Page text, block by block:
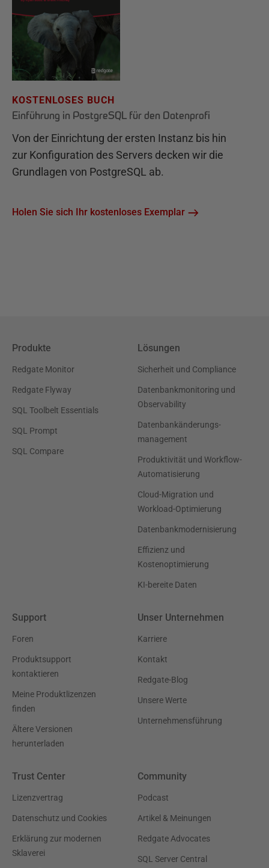
KOSTENLOSES BUCH
Einführung in PostgreSQL für den Datenprofi
Von der Einrichtung der ersten Instanz bis hin
zur Konfiguration des Servers decken wir die
Grundlagen von PostgreSQL ab.
Holen Sie sich Ihr kostenloses Exemplar
Produkte
Redgate Monitor
Redgate Flyway
SQL Toolbelt Essentials
SQL Prompt
SQL Compare
Lösungen
Sicherheit und Compliance
Datenbankmonitoring und
Observability
Datenbankänderungs-
management
Produktivität und Workflow-
Automatisierung
Cloud-Migration und
Workload-Optimierung
Datenbankmodernisierung
Effizienz und
Kostenoptimierung
KI-bereite Daten
Support
Foren
Produktsupport
kontaktieren
Meine Produktlizenzen
finden
Ältere Versionen
herunterladen
Unser Unternehmen
Karriere
Kontakt
Redgate-Blog
Unsere Werte
Unternehmensführung
Trust Center
Lizenzvertrag
Datenschutz und Cookies
Erklärung zur modernen
Sklaverei
Community
Podcast
Artikel & Meinungen
Redgate Advocates
SQL Server Central